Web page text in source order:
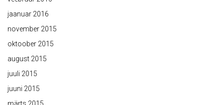
jaanuar 2016
november 2015
oktoober 2015
august 2015
juuli 2015
juuni 2015